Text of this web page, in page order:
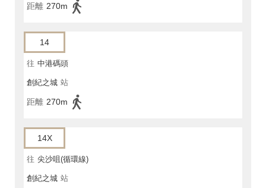
距離 270m
14
往 中港碼頭
創紀之城 站
距離 270m
14X
往 尖沙咀(循環線)
創紀之城 站